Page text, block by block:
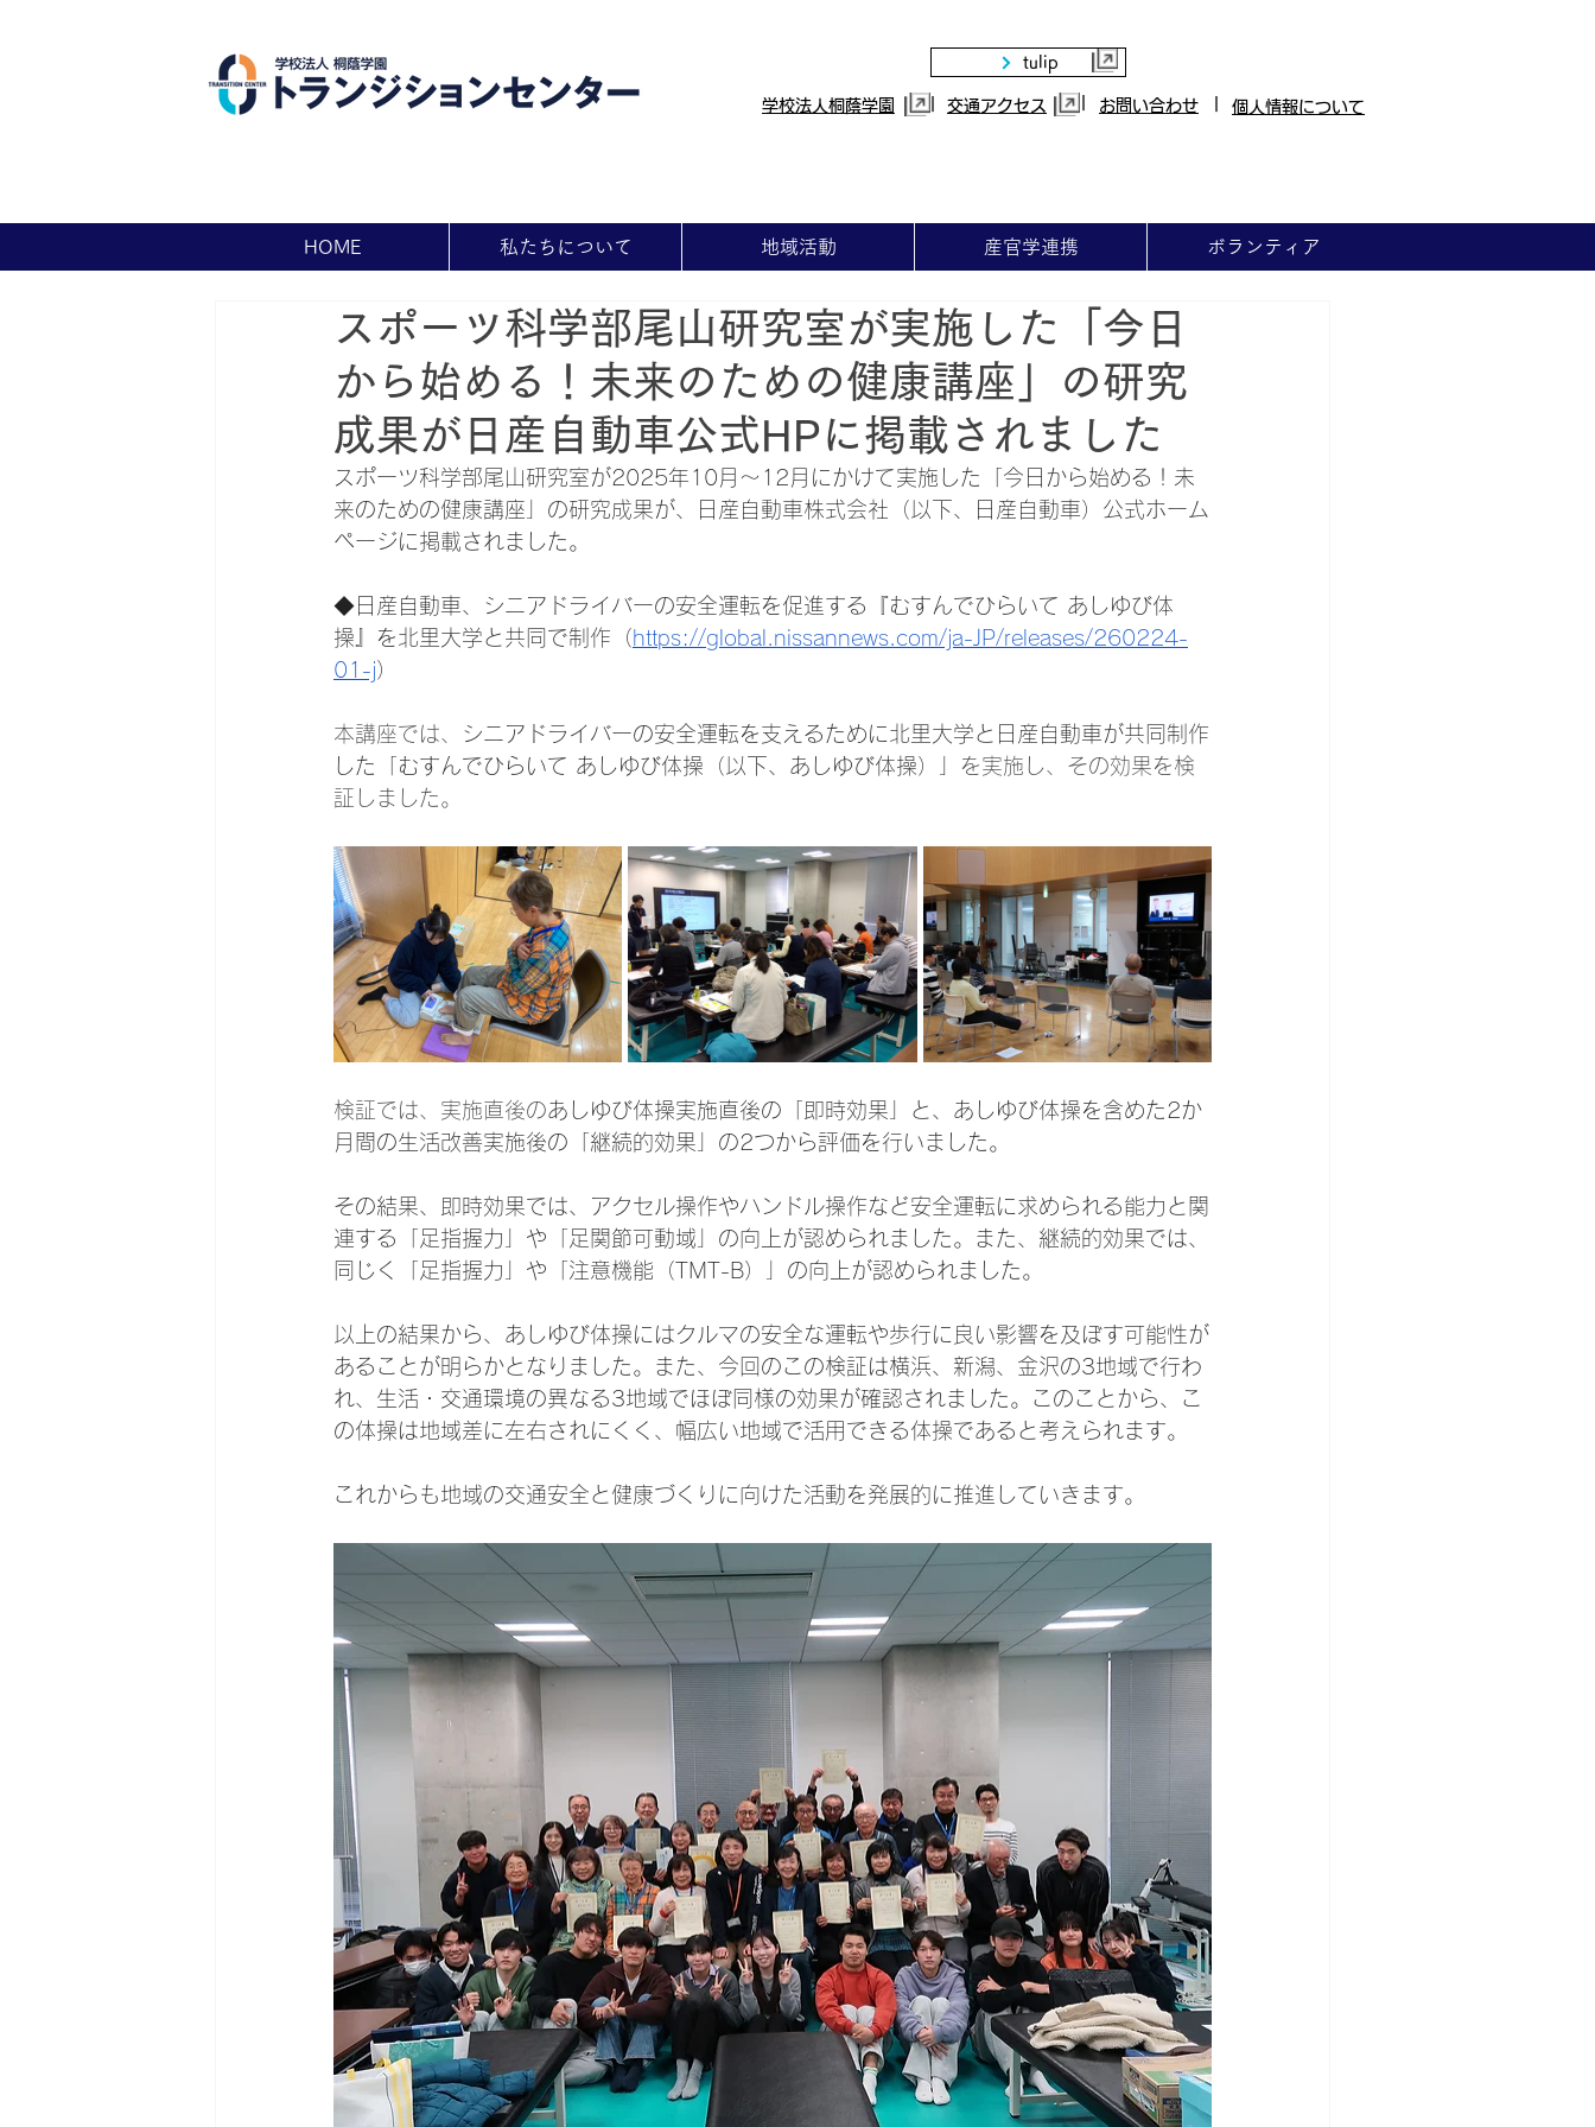
tulip
学校法人桐蔭学園 交通アクセス お問い合わせ 個人情報について
HOME 私たちについて 地域活動 産官学連携 ボランティア
スポーツ科学部尾山研究室が実施した「今日
から始める！未来のための健康講座」の研究
成果が日産自動車公式HPに掲載されました
スポーツ科学部尾山研究室が2025年10月～12月にかけて実施した「今日から始める！未
来のための健康講座」の研究成果が、日産自動車株式会社（以下、日産自動車）公式ホーム
ページに掲載されました。
◆日産自動車、シニアドライバーの安全運転を促進する『むすんでひらいて あしゆび体
操』を北里大学と共同で制作（ https://global.nissannews.com/ja-JP/releases/260224-
01-j）
本講座では、
シニアドライバーの安全運転を支えるために北里大学と日産自動車が共同制作
した「むすんでひらいて あしゆび体操（以下、あしゆび体操）」
を実施し、その効果を検
証しました。
検証では、実施直後のあしゆび体操実施直後の「即時効果」と、あしゆび体操を含めた2か
月間の生活改善実施後の「継続的効果」の2つから評価を行いました。
その結果、即時効果では、アクセル操作やハンドル操作など安全運転に求められる能力と関
連する「足指握力」や「足関節可動域」の向上が認められました。また、継続的効果では、
同じく「足指握力」や「注意機能（TMT-B）」の向上が認められました。
以上の結果から、あしゆび体操にはクルマの安全な運転や歩行に良い影響を及ぼす可能性が
あることが明らかとなりました。また、今回のこの検証は横浜、新潟、金沢の3地域で行わ
れ、生活・交通環境の異なる3地域でほぼ同様の効果が確認されました。このことから、こ
の体操は地域差に左右されにくく、幅広い地域で活用できる体操であると考えられます。
これからも地域の交通安全と健康づくりに向けた活動を発展的に推進していきます。